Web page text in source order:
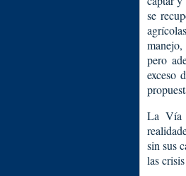
se
manejo,
pero
exceso
La Vía
sin sus
las